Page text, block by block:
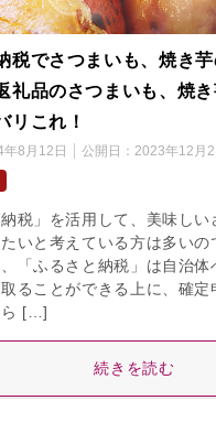
税でさつまいも、焼き
礼品のさつまいも、焼
リこれ！
8月12日 公開日： 2023年12月2
納税」を活用して、美味し
いと考えている方は多いの
「ふるさと納税」は自治体
ることができる上に、確定
ら […]
続きを読む